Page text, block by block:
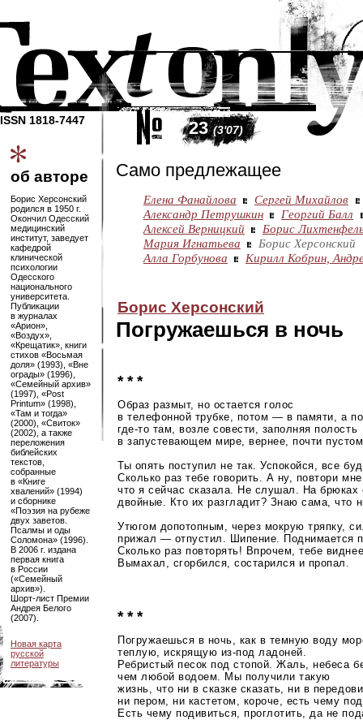
ISSN 1818-7447
об авторе
Борис Херсонский
родился в 1950 г.
Окончил Одесский
медицинский
институт, заведует
кафедрой
клинической
психологии
Одесского
национального
университета.
Публикации
в журналах
«Арион»,
«Воздух»,
«Крещатик», книги
стихов «Восьмая
доля» (1993), «Вне
ограды» (1996),
«Семейный архив»
(1997), «Post
Printum» (1998),
«Там и тогда»
(2000), «Свиток»
(2002), а также
переложения
библейских
текстов,
собранные
в «Книге
хвалений» (1994)
и сборнике
«Поэзия на рубеже
двух заветов.
Псалмы и оды
Соломона» (1996).
В 2006 г. издана
первая книга
в России
(«Семейный
архив»).
Шорт-листПремии
Андрея Белого
(2007).
Новая карта
русской
литературы
23(3'07)
Само предлежащее
Елена Фанайлова
Сергей Михайлов
Александр Петрушкин
Георгий Балл
Алексей Верницкий
Борис
Мария Игнатьева
Борис Херсонский
Алла Горбунова
Кирилл Кобрин,
Борис Херсонский
Погружаешься в ночь
* * *
Образ размыт, но остается голос
в телефонной трубке, потом — в памяти, а
где-то там, возле совести, заполняя полость
в запустевающем мире, вернее, почти
Ты опять поступил не так. Успокойся, все
Сколько раз тебе говорить. А ну, повтори
что я сейчас сказала. Не слушал. На брюках
двойные. Кто их разгладит? Знаю сама, что
Утюгом допотопным, через мокрую тряпку,
прижал — отпустил. Шипение. Поднимается
Сколько раз повторять! Впрочем, тебе
Вымахал, сгорбился, состарился и пропал.
* * *
Погружаешься в ночь, как в темную воду
теплую, искрящую из-под ладоней.
Ребристый песок под стопой. Жаль, небеса
чем любой водоем. Мы получили такую
жизнь, что ни в сказке сказать, ни в
ни пером, ни кастетом, короче, есть чему
Есть чему подивиться, проглотить, да не